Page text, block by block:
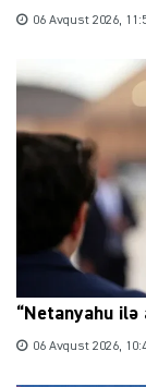
06 Avqust 2026,
“Netanyahu ilə
06 Avqust 2026,